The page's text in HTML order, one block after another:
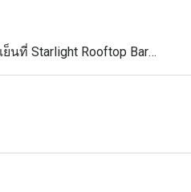
นที่ Starlight Rooftop Bar
ในเมืองอันคึกคักและค่ำคืนที่
Rooftop Bar บนชั้นดาดฟ้า
หรับค่ำคืนที่น่าจดจำ